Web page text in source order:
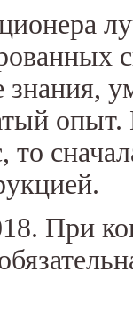
знания,
При